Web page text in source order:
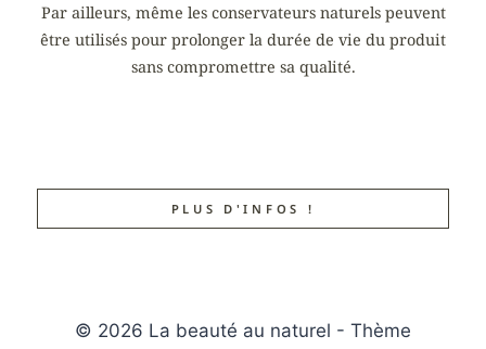
Par ailleurs, même les conservateurs naturels peuvent
être utilisés pour prolonger la durée de vie du produit
sans compromettre sa qualité.
PLUS D'INFOS !
© 2026 La beauté au naturel - Thème